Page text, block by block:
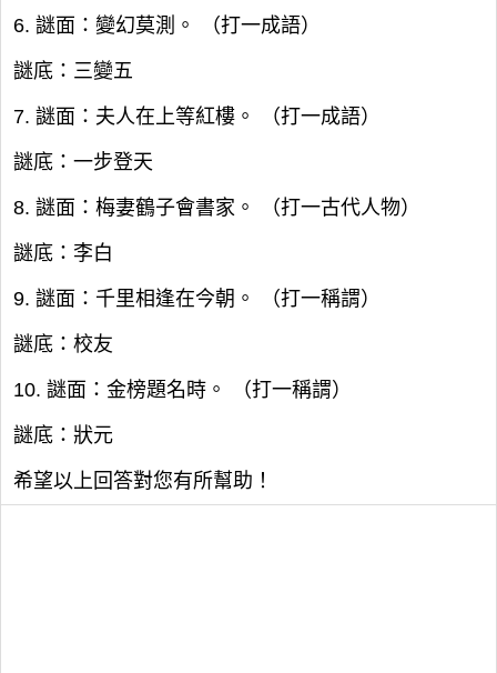
6. 謎面：變幻莫測。 （打一成語）
謎底：三變五
7. 謎面：夫人在上等紅樓。 （打一成語）
謎底：一步登天
8. 謎面：梅妻鶴子會書家。 （打一古代人物）
謎底：李白
9. 謎面：千里相逢在今朝。 （打一稱謂）
謎底：校友
10. 謎面：金榜題名時。 （打一稱謂）
謎底：狀元
希望以上回答對您有所幫助！